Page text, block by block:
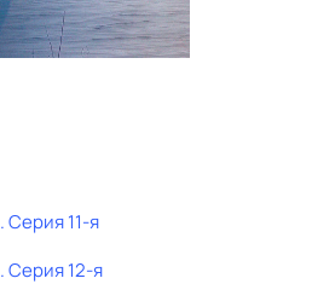
. Серия 11-я
. Серия 12-я